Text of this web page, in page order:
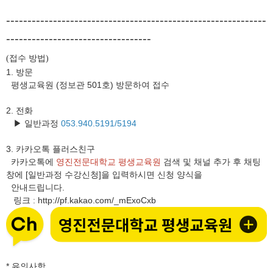
-------------------------------------------------------------
----------------------------------
(접수 방법)
1. 방문
평생교육원 (정보관 501호) 방문하여 접수
2. 전화
▶ 일반과정 053.940.5191/5194
3. 카카오톡 플러스친구
카카오톡에 영진전문대학교 평생교육원 검색 및 채널 추가 후 채팅
창에 [일반과정 수강신청]을 입력하시면 신청 양식을
안내드립니다.
링크 : http://pf.kakao.com/_mExoCxb
* 유의사항